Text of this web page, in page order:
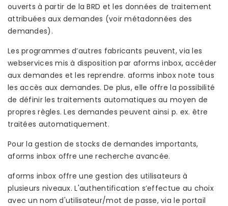
ouverts à partir de la BRD et les données de traitement
attribuées aux demandes (voir métadonnées des
demandes).
Les programmes d’autres fabricants peuvent, via les
webservices mis à disposition par aforms inbox, accéder
aux demandes et les reprendre. aforms inbox note tous
les accès aux demandes. De plus, elle offre la possibilité
de définir les traitements automatiques au moyen de
propres règles. Les demandes peuvent ainsi p. ex. être
traitées automatiquement.
Pour la gestion de stocks de demandes importants,
aforms inbox offre une recherche avancée.
aforms inbox offre une gestion des utilisateurs à
plusieurs niveaux. L'authentification s’effectue au choix
avec un nom d'utilisateur/mot de passe, via le portail